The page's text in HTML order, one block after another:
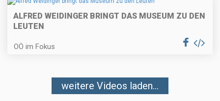
ALFRED WEIDINGER BRINGT DAS MUSEUM ZU DEN
LEUTEN
OÖ im Fokus
weitere Videos laden...